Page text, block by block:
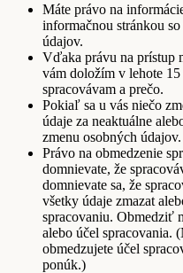
Máte právo na
informačnou stránkou
údajov.
Vďaka právu na prístup
vám doložím v lehote 15
spracovávam a prečo.
Pokiaľ sa u vás niečo
údaje za neaktuálne
zmenu osobných údajov.
Právo na obmedzenie
domnievate, že
domnievate sa, že
všetky údaje zmazat
spracovaniu. Obmedziť
alebo účel spracovania.
obmedzujete účel
ponúk.)